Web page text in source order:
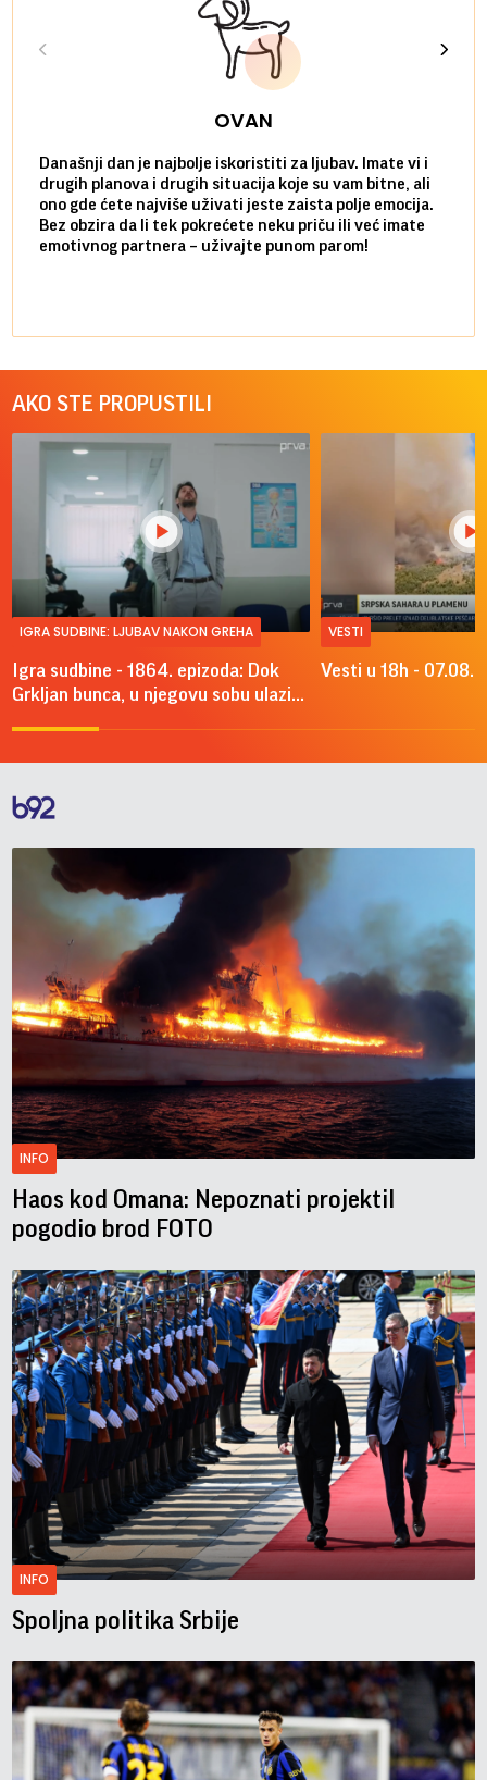
OVAN
Današnji dan je najbolje iskoristiti za ljubav. Imate vi i
drugih planova i drugih situacija koje su vam bitne, ali
ono gde ćete najviše uživati jeste zaista polje emocija.
Bez obzira da li tek pokrećete neku priču ili već imate
emotivnog partnera – uživajte punom parom!
AKO STE PROPUSTILI
IGRA SUDBINE: LJUBAV NAKON GREHA
Igra sudbine - 1864. epizoda: Dok
Grkljan bunca, u njegovu sobu ulazi...
VESTI
Vesti u 18h -
INFO
Haos kod Omana: Nepoznati projektil
pogodio brod FOTO
INFO
Spoljna politika Srbije